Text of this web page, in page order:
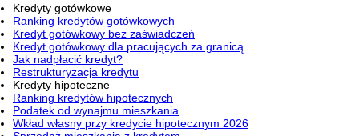
Kredyty gotówkowe
Ranking kredytów gotówkowych
Kredyt gotówkowy bez zaświadczeń
Kredyt gotówkowy dla pracujących za granicą
Jak nadpłacić kredyt?
Restrukturyzacja kredytu
Kredyty hipoteczne
Ranking kredytów hipotecznych
Podatek od wynajmu mieszkania
Wkład własny przy kredycie hipotecznym 2026